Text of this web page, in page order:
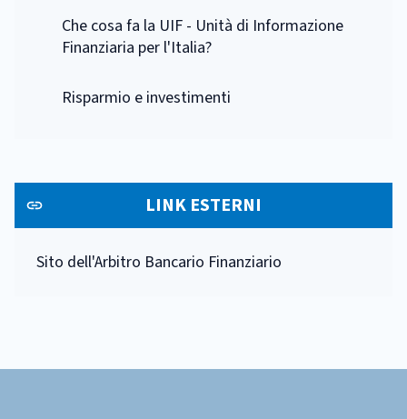
Che cosa fa la UIF - Unità di Informazione
Finanziaria per l'Italia?
Risparmio e investimenti
LINK ESTERNI
Sito dell'Arbitro Bancario Finanziario